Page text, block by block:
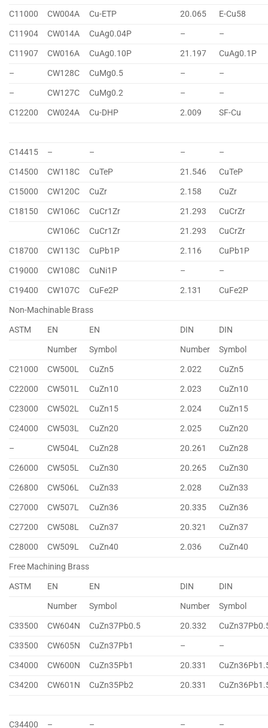
C11000
CW004A Cu-ETP 20.065
E-Cu58
C11904
CW014A CuAg0.04P –
–
C11907
CW016A CuAg0.10P 21.197
CuAg0.1P
–
CW128C CuMg0.5 –
–
–
CW127C CuMg0.2 –
–
C12200
CW024A Cu-DHP 2.009 SF-Cu
C14415 – – –
–
C14500
CW118C CuTeP 21.546
CuTeP
C15000
CW120C CuZr 2.158
CuZr
C18150
CW106C CuCr1Zr 21.293
CuCrZr
CW106C
CuCr1Zr 21.293
CuCrZr
C18700
CW113C CuPb1P 2.116
CuPb1P
C19000
CW108C CuNi1P –
–
C19400
CW107C CuFe2P 2.131
CuFe2P
Non-Machinable Brass
ASTM
EN EN DIN
DIN
Number
Symbol Number
Symbol
C21000
CW500L CuZn5 2.022
CuZn5
C22000
CW501L CuZn10 2.023
CuZn10
C23000
CW502L CuZn15 2.024
CuZn15
C24000
CW503L CuZn20 2.025
CuZn20
–
CW504L CuZn28 20.261
CuZn28
C26000
CW505L CuZn30 20.265
CuZn30
C26800
CW506L CuZn33 2.028
CuZn33
C27000
CW507L CuZn36 20.335
CuZn36
C27200
CW508L CuZn37 20.321
CuZn37
C28000
CW509L CuZn40 2.036
CuZn40
Free Machining Brass
ASTM
EN EN DIN
DIN
Number
Symbol Number
Symbol
C33500
CW604N CuZn37Pb0.5 20.332
C33500
CW605N CuZn37Pb1 –
–
C34000
CW600N CuZn35Pb1 20.331
C34200
CW601N CuZn35Pb2 20.331
C34400 – – – –